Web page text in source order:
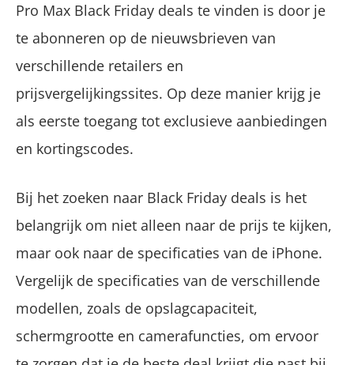
Pro Max Black Friday deals te vinden is door je
te abonneren op de nieuwsbrieven van
verschillende retailers en
prijsvergelijkingssites. Op deze manier krijg je
als eerste toegang tot exclusieve aanbiedingen
en kortingscodes.
Bij het zoeken naar Black Friday deals is het
belangrijk om niet alleen naar de prijs te kijken,
maar ook naar de specificaties van de iPhone.
Vergelijk de specificaties van de verschillende
modellen, zoals de opslagcapaciteit,
schermgrootte en camerafuncties, om ervoor